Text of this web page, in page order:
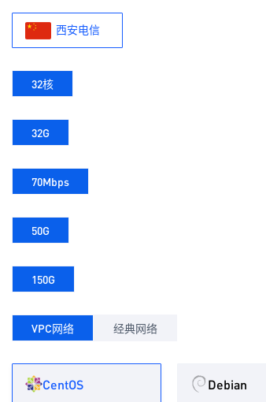
西安电信
32核
32G
70Mbps
50G
150G
VPC网络 经典网络
CentOS Debian